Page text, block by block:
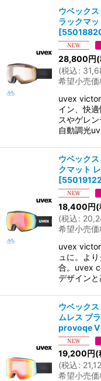
ウベック
ラックマ
[
28,800円
(税込:
希望小売価
uvex
イン、快
スやゲレ
自動調光
ウベック
クマット
[
18,400円(
(税込:
希望小売価
uvex
ュに。よ
合。uvex
デザイン
ウベック
ムレス ブ
provoqe V
19,200円(
(税込:
希望小売価